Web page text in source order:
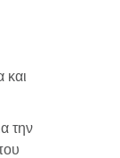
και
την